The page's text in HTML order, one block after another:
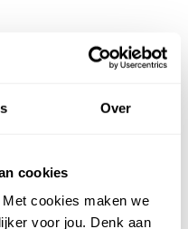
Over
cookies
cookies maken we
voor jou. Denk aan